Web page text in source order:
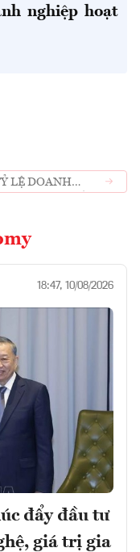
nghiệp hoạt
LỆ DOANH
18:47, 10/08/2026
đẩy đầu tư
giá trị gia